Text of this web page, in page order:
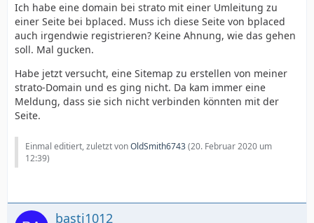
Ich habe eine domain bei strato mit einer Umleitung zu
einer Seite bei bplaced. Muss ich diese Seite von bplaced
auch irgendwie registrieren? Keine Ahnung, wie das gehen
soll. Mal gucken.
Habe jetzt versucht, eine Sitemap zu erstellen von meiner
strato-Domain und es ging nicht. Da kam immer eine
Meldung, dass sie sich nicht verbinden könnten mit der
Seite.
Einmal editiert, zuletzt vonOldSmith6743(20. Februar 2020 um
12:39)
basti1012